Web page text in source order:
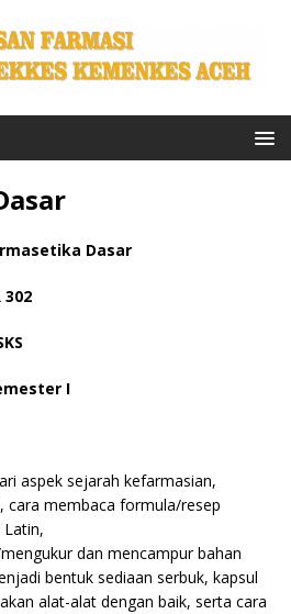
Dasar
302
I
aspek sejarah kefarmasian,
cara membaca formula/resep
dan mencampur bahan
bentuk sediaan serbuk, kapsul
alat-alat dengan baik, serta cara